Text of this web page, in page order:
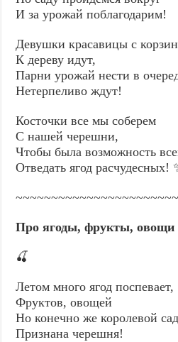
И за урожай поблагодарим!
Девушки красавицы с
К дереву идут,
Парни урожай нести в
Нетерпеливо ждут!
Косточки все мы соберем
С нашей черешни,
Чтобы была возможность
Отведать ягод расчудесных!
Про ягоды, фрукты, овощи
🍒
Летом много ягод поспевает,
Фруктов, овощей
Но конечно же королевой
Признана черешня!